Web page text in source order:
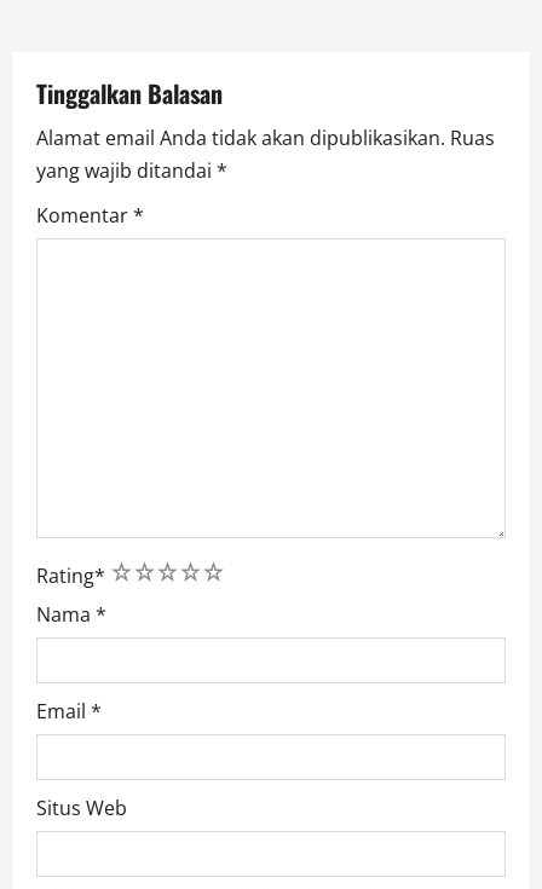
o
n
Tinggalkan Balasan
Alamat email Anda tidak akan dipublikasikan. Ruas
yang wajib ditandai *
Komentar*
Rating* 5
4
3
2
1
Nama *
Email *
Situs Web